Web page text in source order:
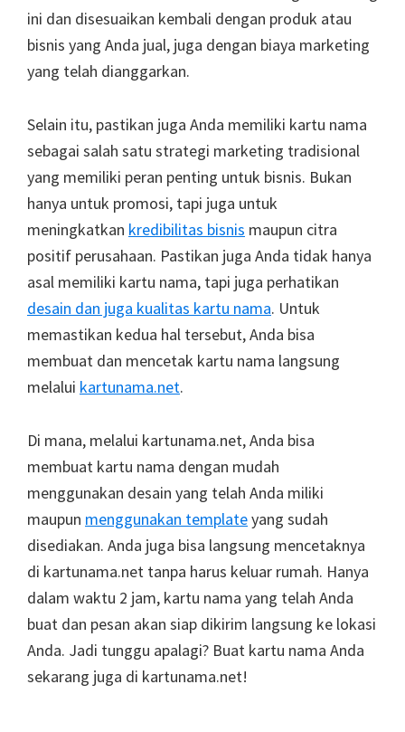
ini dan disesuaikan kembali dengan produk atau
bisnis yang Anda jual, juga dengan biaya marketing
yang telah dianggarkan.
Selain itu, pastikan juga Anda memiliki kartu nama
sebagai salah satu strategi marketing tradisional
yang memiliki peran penting untuk bisnis. Bukan
hanya untuk promosi, tapi juga untuk
meningkatkan kredibilitas bisnis maupun citra
positif perusahaan. Pastikan juga Anda tidak hanya
asal memiliki kartu nama, tapi juga perhatikan
desain dan juga kualitas kartu nama. Untuk
memastikan kedua hal tersebut, Anda bisa
membuat dan mencetak kartu nama langsung
melalui kartunama.net.
Di mana, melalui kartunama.net, Anda bisa
membuat kartu nama dengan mudah
menggunakan desain yang telah Anda miliki
maupun menggunakan templateyang sudah
disediakan. Anda juga bisa langsung mencetaknya
di kartunama.net tanpa harus keluar rumah. Hanya
dalam waktu 2 jam, kartu nama yang telah Anda
buat dan pesan akan siap dikirim langsung ke lokasi
Anda. Jadi tunggu apalagi? Buat kartu nama Anda
sekarang juga di kartunama.net!